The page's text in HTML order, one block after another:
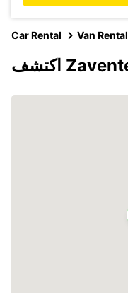
Car Rental Van